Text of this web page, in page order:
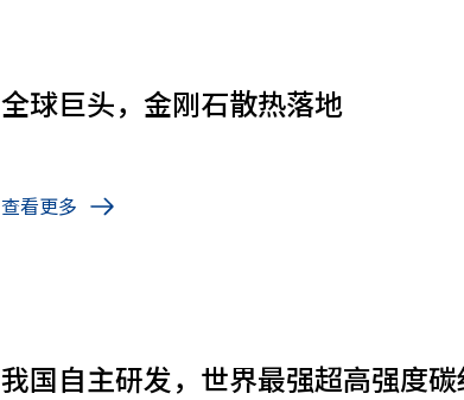
全球巨头，金刚石散热落地
查看更多
我国自主研发，世界最强超高强度